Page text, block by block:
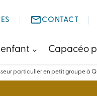
mail_outline CONTACT
enfant Capacéo
particulier en petit groupe à